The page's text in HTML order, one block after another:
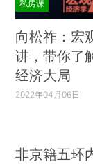
私房课
向松祚：宏
讲，带你了
经济大局
2022年04月06日
非京籍五环